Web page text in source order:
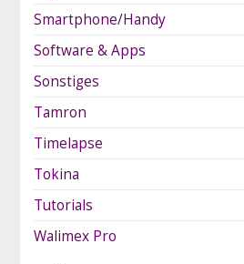
Smartphone/Handy
Software & Apps
Sonstiges
Tamron
Timelapse
Tokina
Tutorials
Walimex Pro